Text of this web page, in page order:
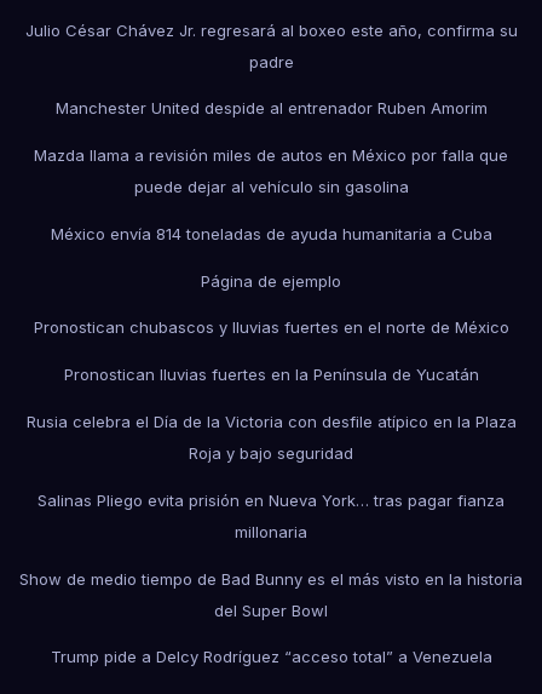
Julio César Chávez Jr. regresará al boxeo este año, confirma su
padre
Manchester United despide al entrenador Ruben Amorim
Mazda llama a revisión miles de autos en México por falla que
puede dejar al vehículo sin gasolina
México envía 814 toneladas de ayuda humanitaria a Cuba
Página de ejemplo
Pronostican chubascos y lluvias fuertes en el norte de México
Pronostican lluvias fuertes en la Península de Yucatán
Rusia celebra el Día de la Victoria con desfile atípico en la Plaza
Roja y bajo seguridad
Salinas Pliego evita prisión en Nueva York… tras pagar fianza
millonaria
Show de medio tiempo de Bad Bunny es el más visto en la historia
del Super Bowl
Trump pide a Delcy Rodríguez “acceso total” a Venezuela